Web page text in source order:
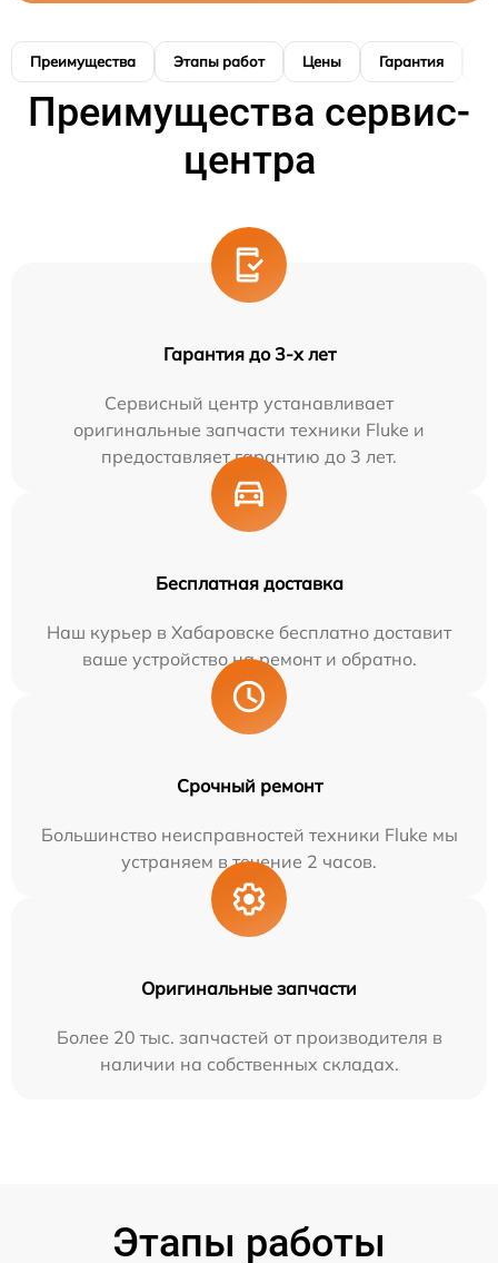
Преимущества Этапы работ Цены Гарантия
Преимущества сервис-
центра
Гарантия до 3-х лет
Сервисный центр устанавливает
оригинальные запчасти техники Fluke и
предоставляет гарантию до 3 лет.
Бесплатная доставка
Наш курьер в Хабаровске бесплатно доставит
ваше устройство на ремонт и обратно.
Срочный ремонт
Большинство неисправностей техники Fluke мы
устраняем в течение 2 часов.
Оригинальные запчасти
Более 20 тыс. запчастей от производителя в
наличии на собственных складах.
Этапы работы